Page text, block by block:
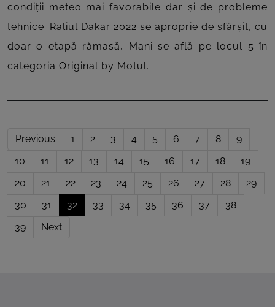
condiții meteo mai favorabile dar și de probleme
tehnice. Raliul Dakar 2022 se aproprie de sfârșit, cu
doar o etapă rămasă, Mani se află pe locul 5 în
categoria Original by Motul.
Previous 1 2 3 4 5 6 7 8
9
10
11 12 13 14 15 16 17 18
19
20
21 22 23 24 25 26 27 28
29
30
31 32 33 34 35 36 37
38
39
Next